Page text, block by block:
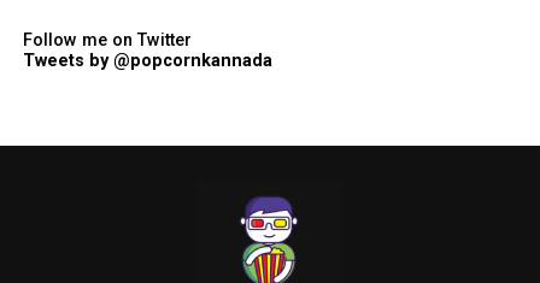
Follow me on Twitter
Tweets by @popcornkannada